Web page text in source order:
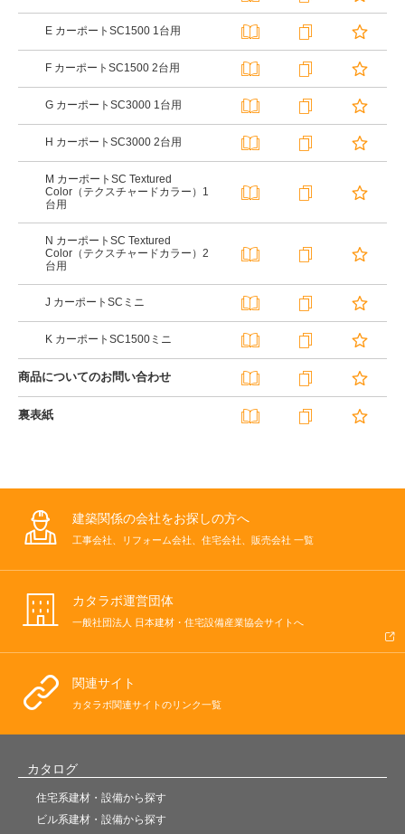
E カーポートSC1500 1台用
F カーポートSC1500 2台用
G カーポートSC3000 1台用
H カーポートSC3000 2台用
M カーポートSC Textured
Color（テクスチャードカラー）1
台用
N カーポートSC Textured
Color（テクスチャードカラー）2
台用
J カーポートSCミニ
K カーポートSC1500ミニ
商品についてのお問い合わせ
裏表紙
建築関係の会社をお探しの方へ
工事会社、リフォーム会社、住宅会社、販売会社 一覧
カタラボ運営団体
一般社団法人 日本建材・住宅設備産業協会サイトへ
関連サイト
カタラボ関連サイトのリンク一覧
カタログ
住宅系建材・設備から探す
ビル系建材・設備から探す